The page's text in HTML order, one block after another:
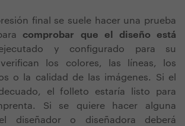
final se suele hacer una prueba
comprobar que el diseño está
y configurado para su
los colores, las líneas, los
o la calidad de las imágenes. Si el
el folleto estaría listo para
Si se quiere hacer alguna
diseñador o diseñadora deberá